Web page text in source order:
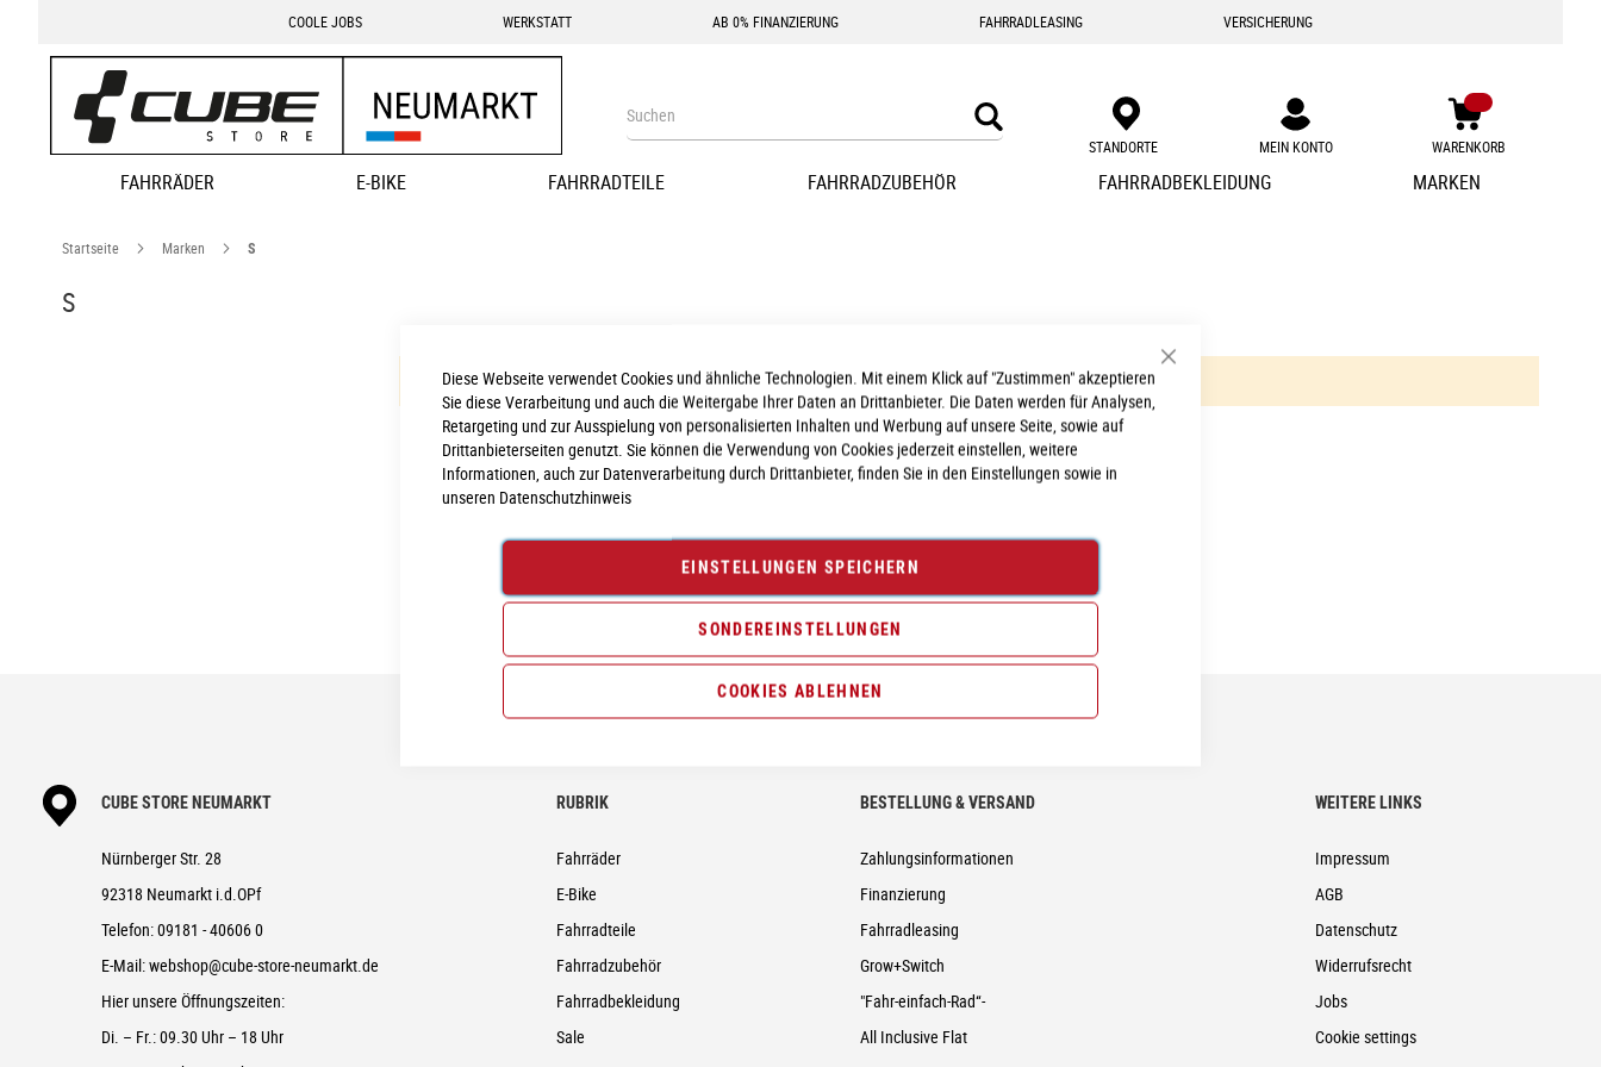
Schließen
Diese Webseite verwendet Cookies und ähnliche Technologien. Mit einem Klick auf "Zustimmen" akzeptieren
Sie diese Verarbeitung und auch die Weitergabe Ihrer Daten an Drittanbieter. Die Daten werden für Analysen,
Retargeting und zur Ausspielung von personalisierten Inhalten und Werbung auf unsere Seite, sowie auf
Drittanbieterseiten genutzt. Sie können die Verwendung von Cookies jederzeit einstellen, weitere
Informationen, auch zur Datenverarbeitung durch Drittanbieter, finden Sie in den Einstellungen sowie in
unseren Datenschutzhinweis
EINSTELLUNGEN SPEICHERN
SONDEREINSTELLUNGEN
COOKIES ABLEHNEN
COOLE JOBS WERKSTATT AB 0% FINANZIERUNG FAHRRADLEASING VERSICHERUNG
MEIN KONTO WARENKORB
Search Search STANDORTE
FAHRRÄDER E-BIKE FAHRRADTEILE FAHRRADZUBEHÖR FAHRRADBEKLEIDUNG MARKEN
Startseite Marken S
S
Leider können wir keine passenden Produkte zu ihrer Auswahl finden.
Neumarkt - Newsletter
Anmelden
CUBE STORE NEUMARKT
Nürnberger Str. 28
92318 Neumarkt i.d.OPf
Telefon:09181 - 40606 0
E-Mail:webshop@cube-store-neumarkt.de
Hier unsere Öffnungszeiten:
Di. – Fr.: 09.30 Uhr – 18 Uhr
RUBRIK
Fahrräder
E-Bike
Fahrradteile
Fahrradzubehör
Fahrradbekleidung
Sale
BESTELLUNG & VERSAND
Zahlungsinformationen
Finanzierung
Fahrradleasing
Grow+Switch
"Fahr-einfach-Rad“-
All Inclusive Flat
WEITERE LINKS
Impressum
AGB
Datenschutz
Widerrufsrecht
Jobs
Cookie settings